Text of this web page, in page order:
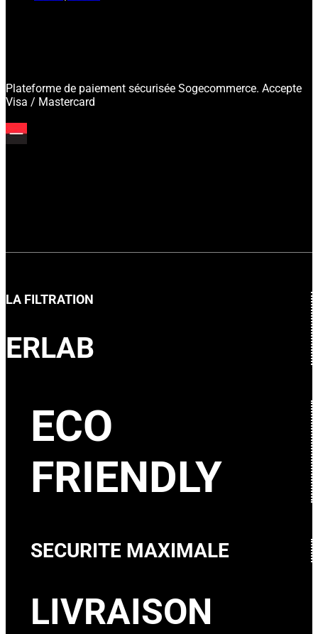
Plateforme de paiement sécurisée Sogecommerce. Accepte
Visa / Mastercard
LA FILTRATION
ERLAB
ECO
FRIENDLY
SECURITE MAXIMALE
LIVRAISON